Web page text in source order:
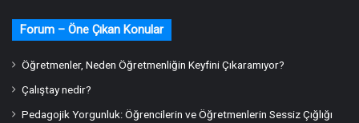
Forum – Öne Çıkan Konular
Öğretmenler, Neden Öğretmenliğin Keyfini Çıkaramıyor?
Çalıştay nedir?
Pedagojik Yorgunluk: Öğrencilerin ve Öğretmenlerin Sessiz Çığlığı